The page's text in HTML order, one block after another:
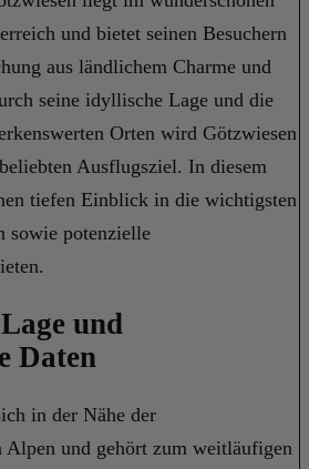
und bietet seinen Besuchern
aus ländlichem Charme und
seine idyllische Lage und die
Orten wird Götzwiesen
Ausflugsziel. In diesem
tiefen Einblick in die wichtigsten
sowie potenzielle
und
Daten
in der Nähe der
Alpen und gehört zum weitläufigen